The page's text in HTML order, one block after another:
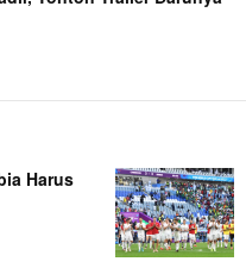
Harus